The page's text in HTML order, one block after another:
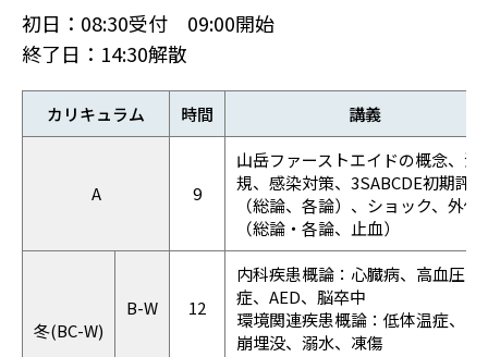
初日：08:30受付 09:00開始
終了日：14:30解散
カリキュラム 時間 講義
A 9
山岳ファーストエイドの概念、法
規、感染対策、3SABCDE初期評価
（総論、各論）、ショック、外傷
（総論・各論、止血）
冬(BC-W)
B-W 12
内科疾患概論：心臓病、高血圧
症、AED、脳卒中
環境関連疾患概論：低体温症、雪
崩埋没、溺水、凍傷